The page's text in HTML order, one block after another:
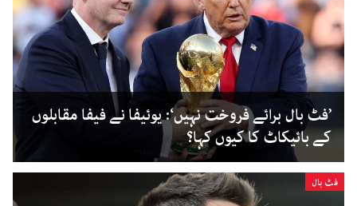
’فٹ بال برائے فروخت نہیں‘: یوئیفا نے فیفا مقابلوں
کے بائیکاٹ کا کیوں کہا؟
فٹ بال